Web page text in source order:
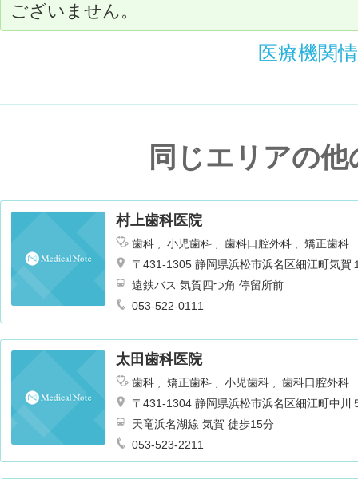
ございません。
医療機関
同じエリアの他
村上歯科医院
歯科 小児歯科 歯科口腔外科
矯正歯科
〒431-1305 静岡県浜松市浜名区細江町気賀
遠鉄バス 気賀四つ角 停留所前
053-522-0111
太田歯科医院
歯科 矯正歯科 小児歯科
歯科口腔外科
〒431-1304 静岡県浜松市浜名区細江町中川
天竜浜名湖線 気賀 徒歩15分
053-523-2211